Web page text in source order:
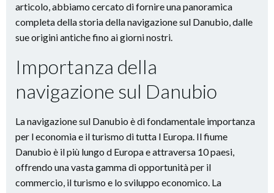
articolo, abbiamo cercato di fornire una panoramica
completa della storia della navigazione sul Danubio, dalle
sue origini antiche fino ai giorni nostri.
Importanza della
navigazione sul Danubio
La navigazione sul Danubio è di fondamentale importanza
per l economia e il turismo di tutta l Europa. Il fiume
Danubio è il più lungo d Europa e attraversa 10 paesi,
offrendo una vasta gamma di opportunità per il
commercio, il turismo e lo sviluppo economico. La